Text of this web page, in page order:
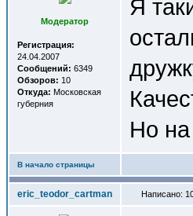
Модератор
Регистрация:
24.04.2007
Сообщений: 6349
Обзоров: 10
Откуда: Московская
губерния
Я
Но на
В начало страницы
eric_teodor_cartman Написано: